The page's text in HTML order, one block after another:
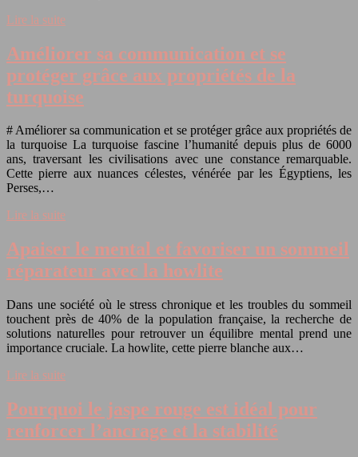
Lire la suite
Améliorer sa communication et se
protéger grâce aux propriétés de la
turquoise
# Améliorer sa communication et se protéger grâce aux propriétés de
la turquoise La turquoise fascine l’humanité depuis plus de 6000
ans, traversant les civilisations avec une constance remarquable.
Cette pierre aux nuances célestes, vénérée par les Égyptiens, les
Perses,…
Lire la suite
Apaiser le mental et favoriser un sommeil
réparateur avec la howlite
Dans une société où le stress chronique et les troubles du sommeil
touchent près de 40% de la population française, la recherche de
solutions naturelles pour retrouver un équilibre mental prend une
importance cruciale. La howlite, cette pierre blanche aux…
Lire la suite
Pourquoi le jaspe rouge est idéal pour
renforcer l’ancrage et la stabilité